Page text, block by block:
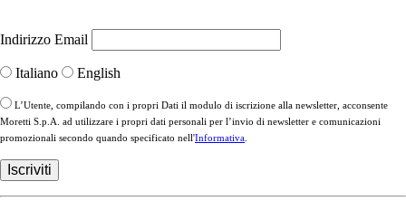
Indirizzo Email
Italiano English
L’Utente, compilando con i propri Dati il modulo di iscrizione alla newsletter, acconsente
Moretti S.p.A. ad utilizzare i propri dati personali per l’invio di newsletter e comunicazioni
promozionali secondo quando specificato nell'Informativa